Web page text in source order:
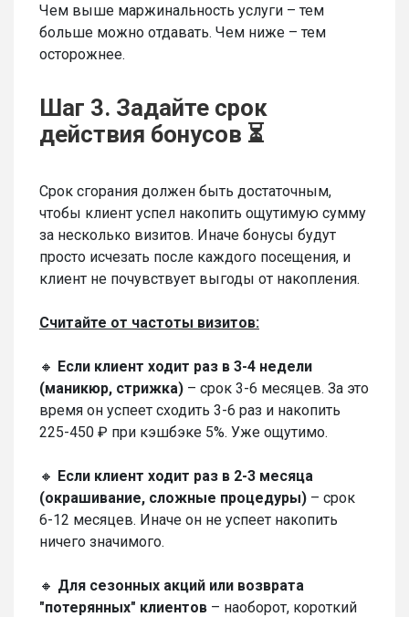
Чем выше маржинальность услуги – тем
больше можно отдавать. Чем ниже – тем
осторожнее.
Шаг 3. Задайте срок
действия бонусов ⏳
Срок сгорания должен быть достаточным,
чтобы клиент успел накопить ощутимую сумму
за несколько визитов. Иначе бонусы будут
просто исчезать после каждого посещения, и
клиент не почувствует выгоды от накопления.
Считайте от частоты визитов:
🔸 Если клиент ходит раз в 3-4 недели
(маникюр, стрижка) – срок 3-6 месяцев. За это
время он успеет сходить 3-6 раз и накопить
225-450 ₽ при кэшбэке 5%. Уже ощутимо.
🔸 Если клиент ходит раз в 2-3 месяца
(окрашивание, сложные процедуры) – срок
6-12 месяцев. Иначе он не успеет накопить
ничего значимого.
🔸 Для сезонных акций или возврата
"потерянных" клиентов – наоборот, короткий